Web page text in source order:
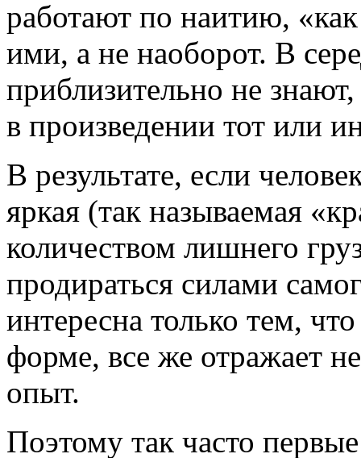
работают по наитию,
ими, а не наоборот. В
приблизительно не
в произведении тот или
В результате, если
яркая (так называемая
количеством лишнего
продираться силами
интересна только тем,
форме, все же отражает
опыт.
Поэтому так часто